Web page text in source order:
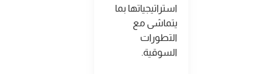
استراتيجياتها بما
يتماشى مع
التطورات
السوقية.